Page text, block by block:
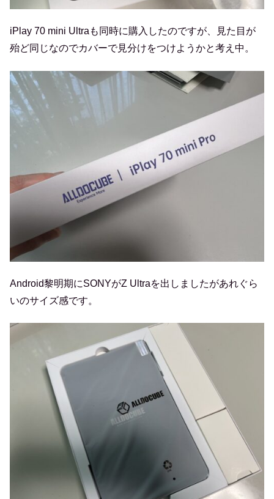
iPlay 70 mini Ultraも同時に購入したのですが、見た目が
殆ど同じなのでカバーで見分けをつけようかと考え中。
Android黎明期にSONYがZ Ultraを出しましたがあれぐら
いのサイズ感です。